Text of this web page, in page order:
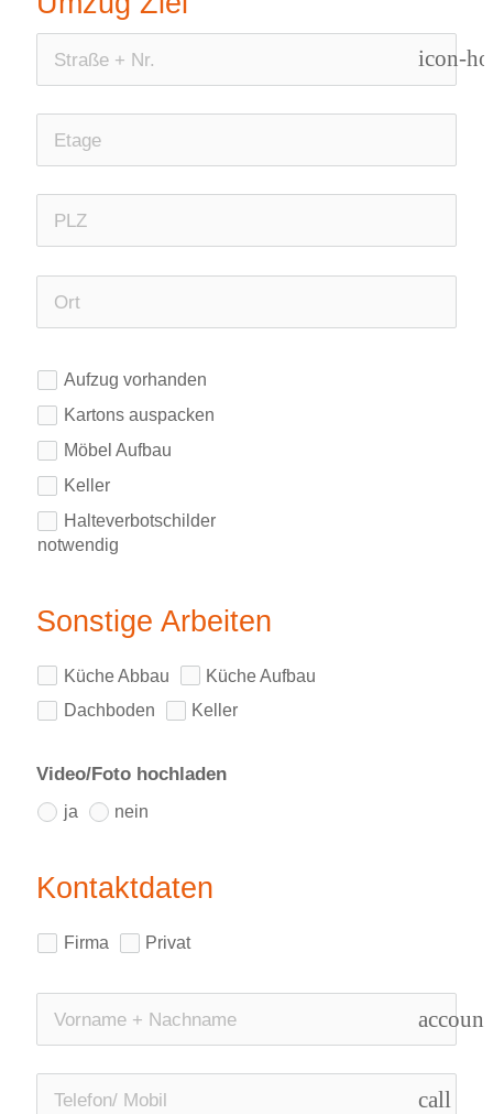
icon-
Aufzug vorhanden
Kartons auspacken
Möbel Aufbau
Keller
Halteverbotschilder
notwendig
Sonstige Arbeiten
Küche Abbau
Küche Aufbau
Dachboden
Keller
Video/Foto hochladen
ja nein
Kontaktdaten
Firma Privat
call